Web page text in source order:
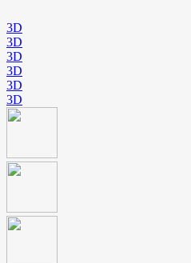
3D
3D
3D
3D
3D
3D